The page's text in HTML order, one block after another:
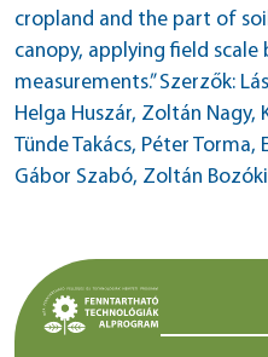
cropland and the part of
canopy, applying field
measurements.” Szerzők:
Helga Huszár, Zoltán Nagy,
Tünde Takács, Péter Torma,
Gábor Szabó, Zoltán